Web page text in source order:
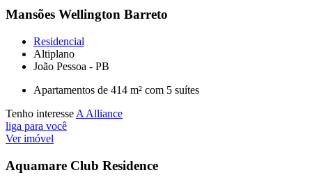
Mansões Wellington Barreto
Residencial
Altiplano
João Pessoa - PB
Apartamentos de 414 m² com 5 suítes
Tenho interesse A Alliance
liga para você
Ver imóvel
Aquamare Club Residence